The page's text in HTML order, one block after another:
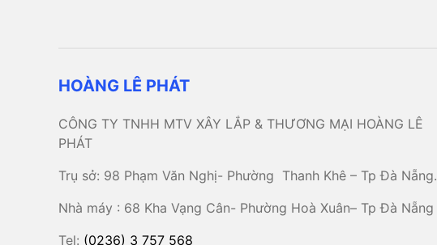
HOÀNG LÊ PHÁT
CÔNG TY TNHH MTV XÂY LẮP & THƯƠNG MẠI HOÀNG LÊ
PHÁT
Trụ sở: 98 Phạm Văn Nghị- Phường Thanh Khê – Tp Đà Nẵng.
Nhà máy : 68 Kha Vạng Cân- Phường Hoà Xuân– Tp Đà Nẵng
Tel: (0236) 3 757 568